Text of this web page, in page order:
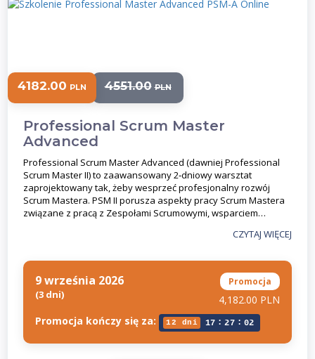
Professional Scrum Master
Advanced
Professional Scrum Master Advanced (dawniej Professional
Scrum Master II) to zaawansowany 2‑dniowy warsztat
zaprojektowany tak, żeby wesprzeć profesjonalny rozwój
Scrum Mastera. PSM II porusza aspekty pracy Scrum Mastera
związane z pracą z Zespołami Scrumowymi, wsparciem…
CZYTAJ WIĘCEJ
9 września 2026
(3 dni)
Promocja
4,182.00 PLN
Promocja kończy się za:
12 dni 17 : 27 : 02
4182.00 PLN 4551.00 PLN